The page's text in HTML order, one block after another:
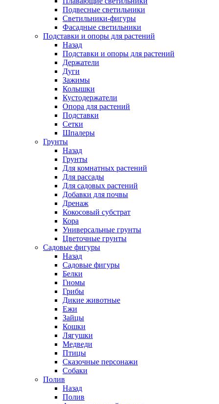
Подвесные светильники
Светильники-фигуры
Фасадные светильники
Подставки и опоры для растений
Назад
Подставки и опоры для растений
Держатели
Дуги
Зажимы
Колышки
Кустодержатели
Опора для растений
Подставки
Сетки
Шпалеры
Грунты
Назад
Грунты
Для комнатных растений
Для рассады
Для садовых растений
Добавки для почвы
Дренаж
Кокосовый субстрат
Кора
Универсальные грунты
Цветочные грунты
Садовые фигуры
Назад
Садовые фигуры
Белки
Гномы
Грибы
Дикие животные
Ежи
Зайцы
Кошки
Лягушки
Медведи
Птицы
Сказочные персонажи
Собаки
Полив
Назад
Полив